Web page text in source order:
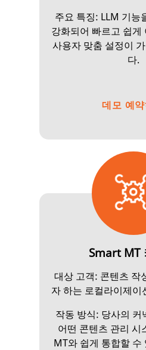
데모 예
주요 특징: LLM 기능
강화되어 빠르고 쉽게
사용자 맞춤 설정이
다.
Smart MT
대상 고객: 콘텐츠 작
자 하는 로컬라이제이
작동 방식: 당사의 커
어떤 콘텐츠 관리
MT와 쉽게 통합할 수